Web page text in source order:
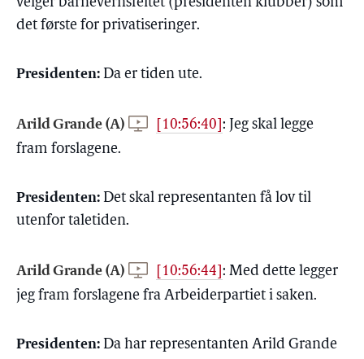
det første for privatiseringer.
Presidenten: Da er tiden ute.
Arild Grande (A) [10:56:40] : Jeg skal legge
fram forslagene.
Presidenten: Det skal representanten få lov til
utenfor taletiden.
Arild Grande (A) [10:56:44] : Med dette legger
jeg fram forslagene fra Arbeiderpartiet i saken.
Presidenten: Da har representanten Arild Grande